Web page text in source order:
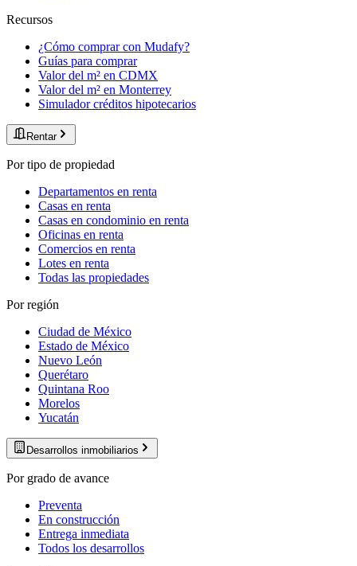
Recursos
¿Cómo comprar con Mudafy?
Guías para comprar
Valor del m² en CDMX
Valor del m² en Monterrey
Simulador créditos hipotecarios
Rentar
Por tipo de propiedad
Departamentos en renta
Casas en renta
Casas en condominio en renta
Oficinas en renta
Comercios en renta
Lotes en renta
Todas las propiedades
Por región
Ciudad de México
Estado de México
Nuevo León
Querétaro
Quintana Roo
Morelos
Yucatán
Desarrollos inmobiliarios
Por grado de avance
Preventa
En construcción
Entrega inmediata
Todos los desarrollos